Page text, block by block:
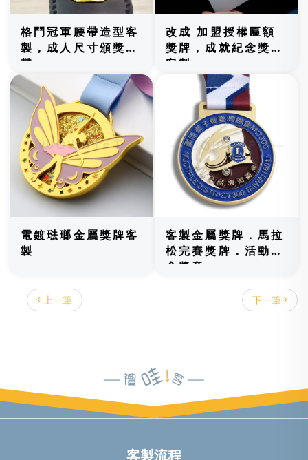
格鬥冠軍腰帶造型客
製，成人尺寸頒獎腰
帶
改成 加盟授權匾額
獎牌，成就紀念獎牌
客製
電鍍琺瑯金屬獎牌客
製
客製金屬獎牌．馬拉
松完賽獎牌．活動紀
念獎章
下一筆
上一筆
客製流程